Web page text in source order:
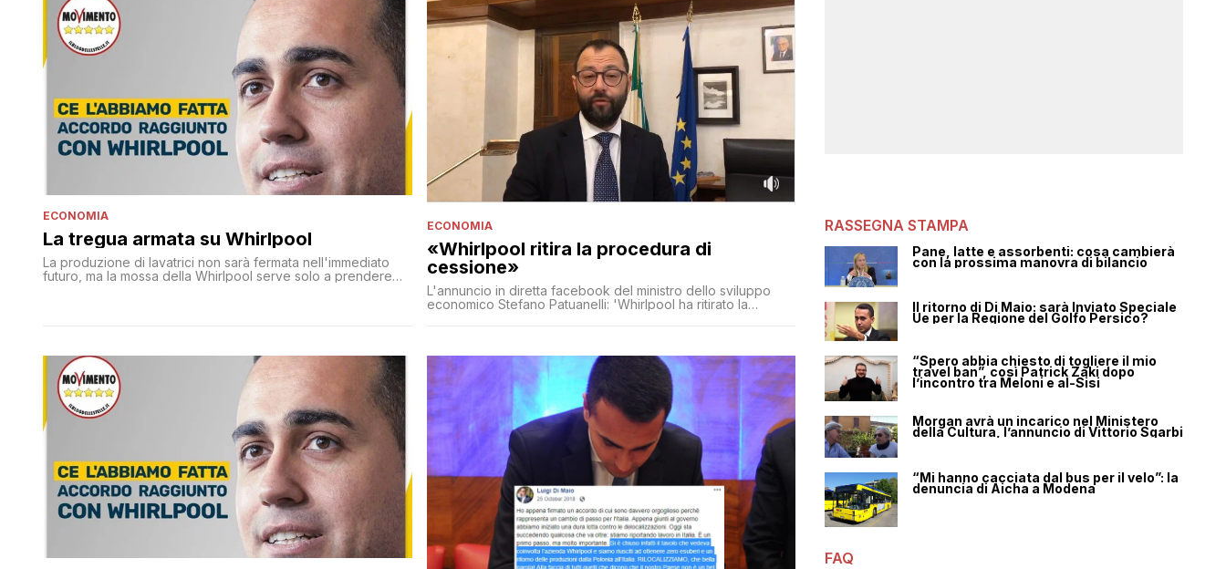
ECONOMIA
La tregua armata su Whirlpool
La produzione di lavatrici non sarà fermata nell'immediato
futuro, ma la mossa della Whirlpool serve solo a prendere
ECONOMIA
«Whirlpool ritira la procedura di
cessione»
L'annuncio in diretta facebook del ministro dello sviluppo
economico Stefano Patuanelli: 'Whirlpool ha ritirato la
RASSEGNA STAMPA
Pane, latte e assorbenti: cosa cambierà
con la prossima manovra di bilancio
Il ritorno di Di Maio: sarà Inviato Speciale
Ue per la Regione del Golfo Persico?
“Spero abbia chiesto di togliere il mio
travel ban”, così Patrick Zaki dopo
l’incontro tra Meloni e al-Sisi
Morgan avrà un incarico nel Ministero
della Cultura, l’annuncio di Vittorio Sgarbi
“Mi hanno cacciata dal bus per il velo”: la
denuncia di Aicha a Modena
FAQ